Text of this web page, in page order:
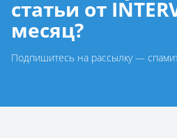
статьи от
месяц?
Подпишитесь на рассылку —